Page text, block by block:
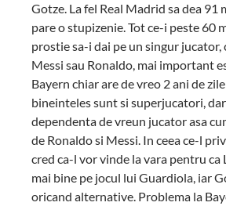
Gotze. La fel Real Madrid sa dea 91
pare o stupizenie. Tot ce-i peste 60
prostie sa-i dai pe un singur jucator,
Messi sau Ronaldo, mai important
Bayern chiar are de vreo 2 ani de
bineinteles sunt si superjucatori,
dependenta de vreun jucator asa
de Ronaldo si Messi. In ceea ce-l
cred ca-l vor vinde la vara pentru ca
mai bine pe jocul lui Guardiola, iar
oricand alternative. Problema la